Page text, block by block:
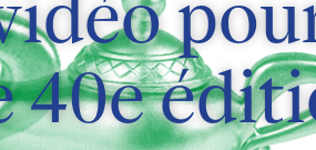
40e